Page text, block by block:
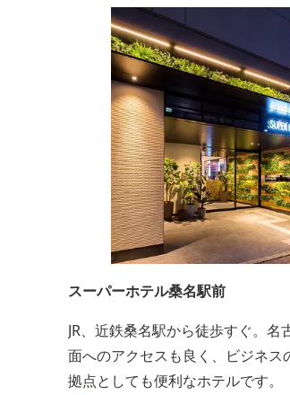
スーパーホテル桑名駅前
JR、近鉄桑名駅から徒歩すぐ。名
面へのアクセスも良く、ビジネス
拠点としても便利なホテルです。